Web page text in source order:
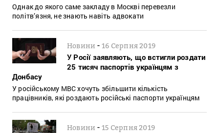
Однак до якого саме закладу в Москві перевезли
політв’язня, не знають навіть адвокати
Новини -16 Серпня 2019
У Росії заявляють, що встигли роздати
25 тисяч паспортів українцям з
Донбасу
У російському МВС хочуть збільшити кількість
працівників, які роздають російські паспорти українцям
Новини -15 Серпня 2019